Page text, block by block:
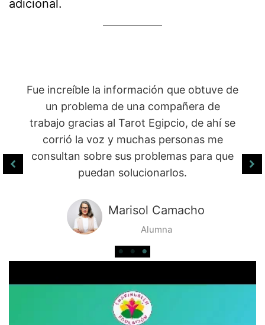
adicional.
Es sorprendente todo lo que puedes
hacer con cada una de las técnicas que
aprendes en el diplomado, ayudas a las
personas a conocerse más y al mismo
tiempo les puedes decir qué virtudes son
las que pueden desarrollar.
Esteván Gutiérrez
Alumno